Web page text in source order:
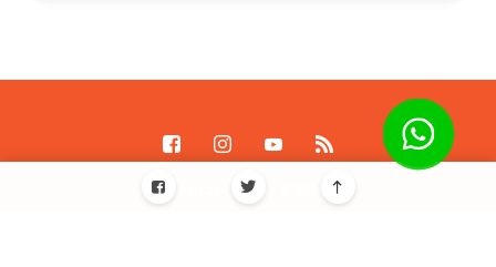
Destrave Escale © 2026